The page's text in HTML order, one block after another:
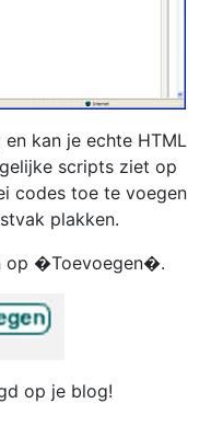
kan je echte HTML
scripts ziet op
codes toe te voegen
plakken.
op �Toevoegen�.
op je blog!